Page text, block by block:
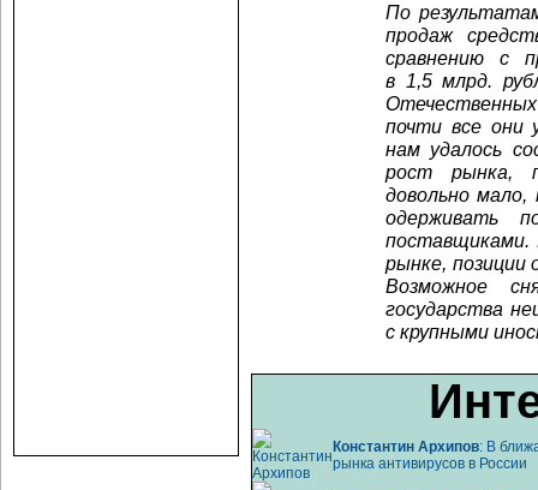
По
продаж
сравнению с
в 1,5 млрд.
почти все они
нам удалось
рост рынка,
довольно
одерживать
поставщиками.
рынке, позиции
Возможное
государства
с крупными
Константин Архипов: В
рынка антивирусов в России